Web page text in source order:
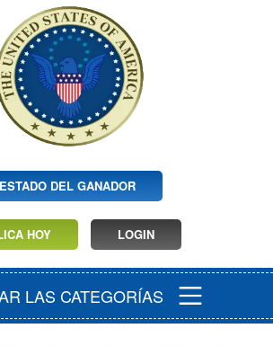
ESTADO DEL GANADOR
HOY LOGIN
LAS CATEGORÍAS